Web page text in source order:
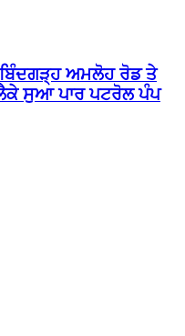
ਅਮਲੋਹ ਰੋਡ ਤੇ
ਸੁਆ ਪਾਰ ਪਟਰੋਲ ਪੰਪ